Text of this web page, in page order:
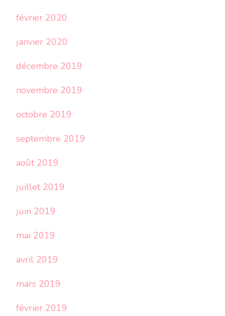
février 2020
janvier 2020
décembre 2019
novembre 2019
octobre 2019
septembre 2019
août 2019
juillet 2019
juin 2019
mai 2019
avril 2019
mars 2019
février 2019